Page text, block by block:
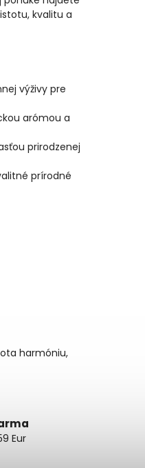
kvalitu a
výživy pre
arómou a
prirodzenej
prírodné
harmóniu,
Eur